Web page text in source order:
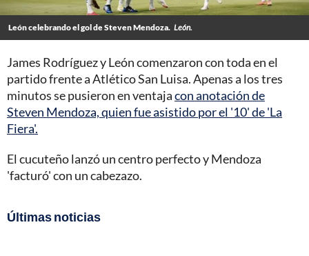
León celebrando el gol de Steven Mendoza. León.
James Rodríguez y León comenzaron con toda en el
partido frente a Atlético San Luisa. Apenas a los tres
minutos se pusieron en ventajacon anotación de
Steven Mendoza, quien fue asistido por el '10' de 'La
Fiera'.
El cucuteño lanzó un centro perfecto y Mendoza
'facturó' con un cabezazo.
Últimas noticias